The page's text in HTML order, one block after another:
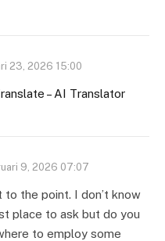
23, 2026 15:00
– AI Translator
9, 2026 07:07
the point. I don’t know
place to ask but do you
to employ some